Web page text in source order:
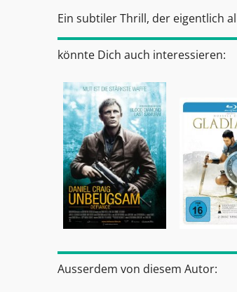
Ein subtiler Thrill, der eigentlich
könnte Dich auch interessieren:
Ausserdem von diesem Autor: